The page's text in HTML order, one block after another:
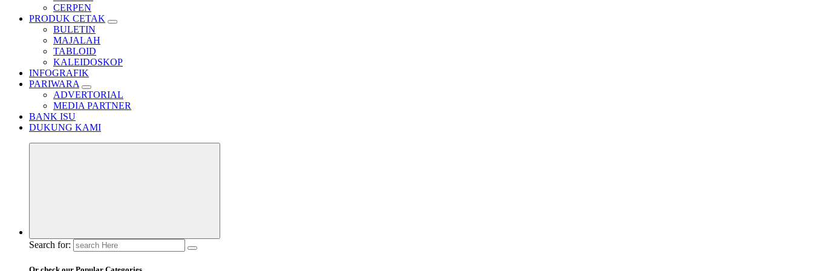
CERPEN
PRODUK CETAK
BULETIN
MAJALAH
TABLOID
KALEIDOSKOP
INFOGRAFIK
PARIWARA
ADVERTORIAL
MEDIA PARTNER
BANK ISU
DUKUNG KAMI
Search for: